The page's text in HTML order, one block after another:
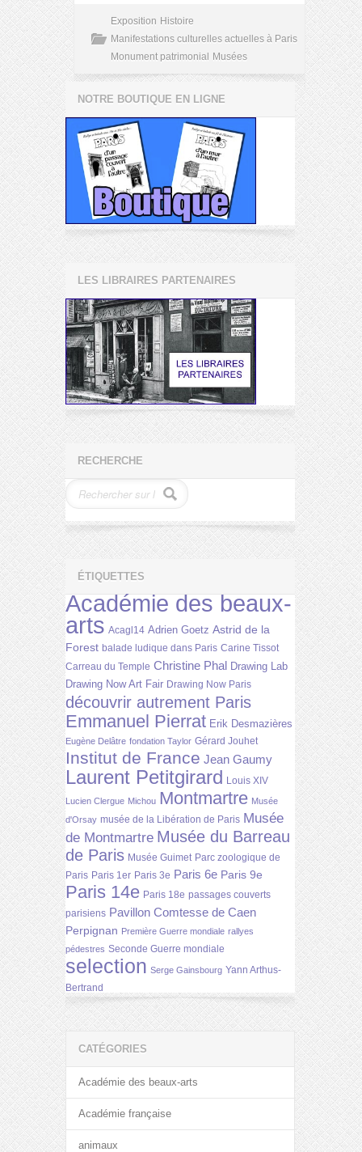
Exposition Histoire
Manifestations culturelles actuelles à Paris
Monument patrimonial
Musées
NOTRE BOUTIQUE EN LIGNE
LES LIBRAIRES PARTENAIRES
RECHERCHE
ÉTIQUETTES
Académie des beaux-
arts Acagl14 Adrien Goetz Astrid de la
Forest balade ludique dans Paris Carine Tissot
Carreau du Temple Christine Phal Drawing Lab
Drawing Now Art Fair Drawing Now Paris
découvrir autrement Paris
Emmanuel Pierrat Erik Desmazières
Eugène Delâtre fondation Taylor Gérard Jouhet
Institut de France Jean Gaumy
Laurent Petitgirard Louis XIV
Lucien Clergue Michou Montmartre Musée
d'Orsay musée de la Libération de Paris Musée
de Montmartre Musée du Barreau
de Paris Musée Guimet Parc zoologique de
Paris Paris 1er Paris 3e Paris 6e Paris 9e
Paris 14e Paris 18e passages couverts
parisiens Pavillon Comtesse de Caen
Perpignan Première Guerre mondiale rallyes
pédestres Seconde Guerre mondiale
selection Serge Gainsbourg Yann Arthus-
Bertrand
CATÉGORIES
Académie des beaux-arts
Académie française
animaux